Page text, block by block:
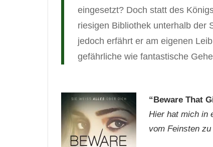
eingesetzt? Doch statt des
riesigen Bibliothek unterhalb der
jedoch erfährt er am eigenen
gefährliche wie fantastische
“Beware That
Hier hat mich in
vom Feinsten